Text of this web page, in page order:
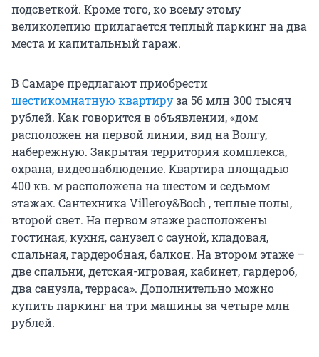
подсветкой. Кроме того, ко всему этому
великолепию прилагается теплый паркинг на два
места и капитальный гараж.
В Самаре предлагают приобрести
шестикомнатную квартируза 56 млн 300 тысяч
рублей. Как говорится в объявлении, «дом
расположен на первой линии, вид на Волгу,
набережную. Закрытая территория комплекса,
охрана, видеонаблюдение. Квартира площадью
400 кв. м расположена на шестом и седьмом
этажах. Сантехника Villeroy&Boch , теплые полы,
второй свет. На первом этаже расположены
гостиная, кухня, санузел с сауной, кладовая,
спальная, гардеробная, балкон. На втором этаже –
две спальни, детская-игровая, кабинет, гардероб,
два санузла, терраса». Дополнительно можно
купить паркинг на три машины за четыре млн
рублей.